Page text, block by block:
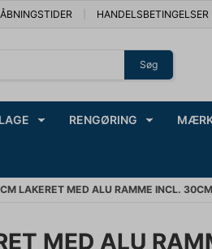
HANDELSBETINGELSER
Søg
RENGØRING
LAKERET MED ALU RAMME INCL.
MED ALU